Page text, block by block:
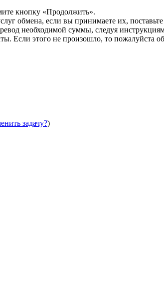
кнопку «Продолжить».
обмена, если вы принимаете их,
необходимой суммы, следуя
Если этого не произошло, то пожалуйста
задачу?)